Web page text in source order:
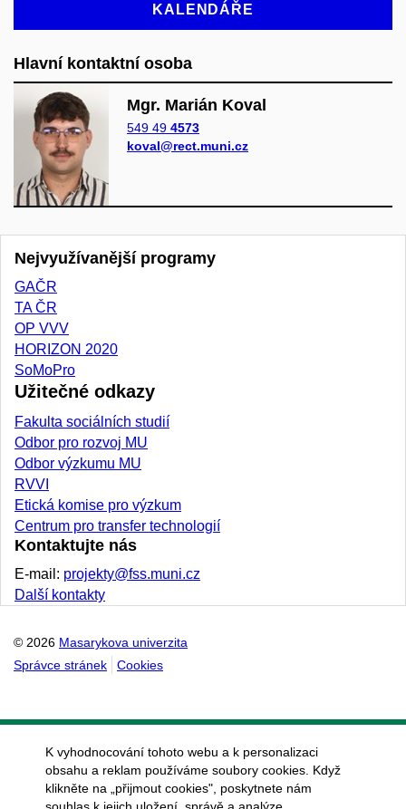
KALENDÁŘE
Hlavní kontaktní osoba
Mgr. Marián Koval
549 49 4573
koval@rect.muni.cz
Nejvyužívanější programy
GAČR
TA ČR
OP VVV
HORIZON 2020
SoMoPro
Užitečné odkazy
Fakulta sociálních studií
Odbor pro rozvoj MU
Odbor výzkumu MU
RVVI
Etická komise pro výzkum
Centrum pro transfer technologií
Kontaktujte nás
E-mail: projekty@fss.muni.cz
Další kontakty
© 2026 Masarykova univerzita
Správce stránek
Cookies
K vyhodnocování tohoto webu a k personalizaci
obsahu a reklam používáme soubory cookies. Když
klikněte na „přijmout cookies", poskytnete nám